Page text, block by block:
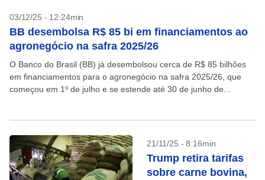
03/12/25 - 12:24min
BB desembolsa R$ 85 bi em financiamentos ao
agronegócio na safra 2025/26
O Banco do Brasil (BB) já desembolsou cerca de R$ 85 bilhões
em financiamentos para o agronegócio na safra 2025/26, que
começou em 1º de julho e se estende até 30 de junho de...
21/11/25 - 8:16min
Trump retira tarifas
sobre carne bovina,